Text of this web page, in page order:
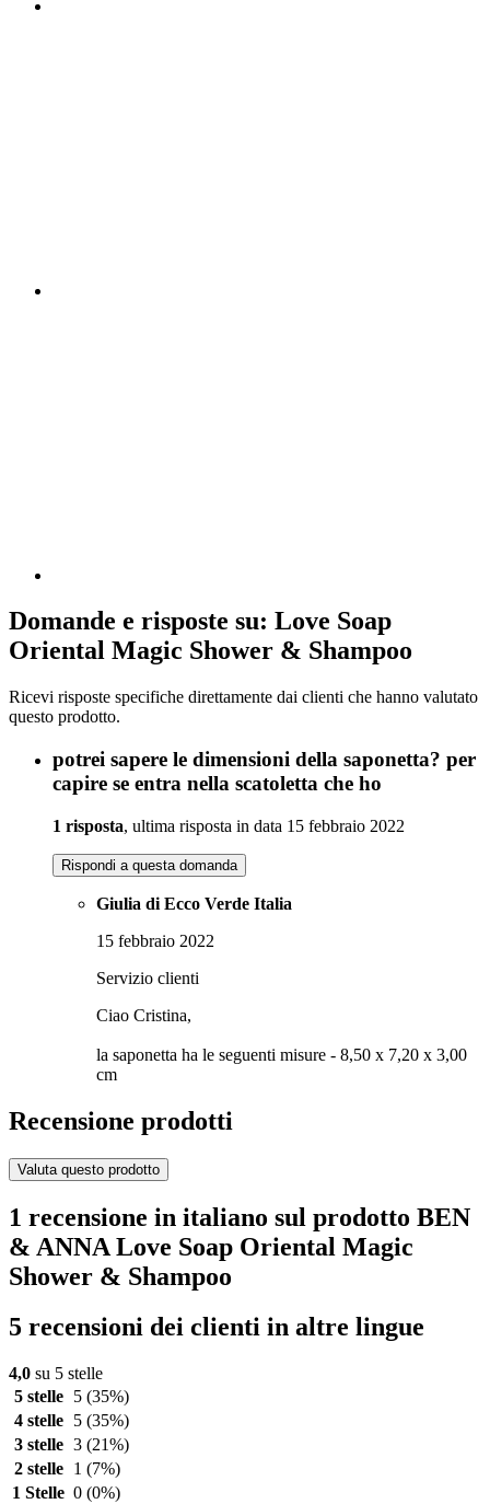
Domande e risposte su: Love Soap
Oriental Magic Shower & Shampoo
Ricevi risposte specifiche direttamente dai clienti che hanno valutato
questo prodotto.
potrei sapere le dimensioni della saponetta? per
capire se entra nella scatoletta che ho
1 risposta, ultima risposta in data 15 febbraio 2022
Rispondi a questa domanda
Giulia di Ecco Verde Italia
15 febbraio 2022
Servizio clienti
Ciao Cristina,
la saponetta ha le seguenti misure - 8,50 x 7,20 x 3,00
cm
Recensione prodotti
Valuta questo prodotto
1 recensione in italiano sul prodotto BEN
& ANNA Love Soap Oriental Magic
Shower & Shampoo
5 recensioni dei clienti in altre lingue
4,0 su 5 stelle
5 stelle
5 (35%)
4 stelle
5 (35%)
3 stelle 3 (21%)
2 stelle
1 (7%)
1 Stelle 0 (0%)